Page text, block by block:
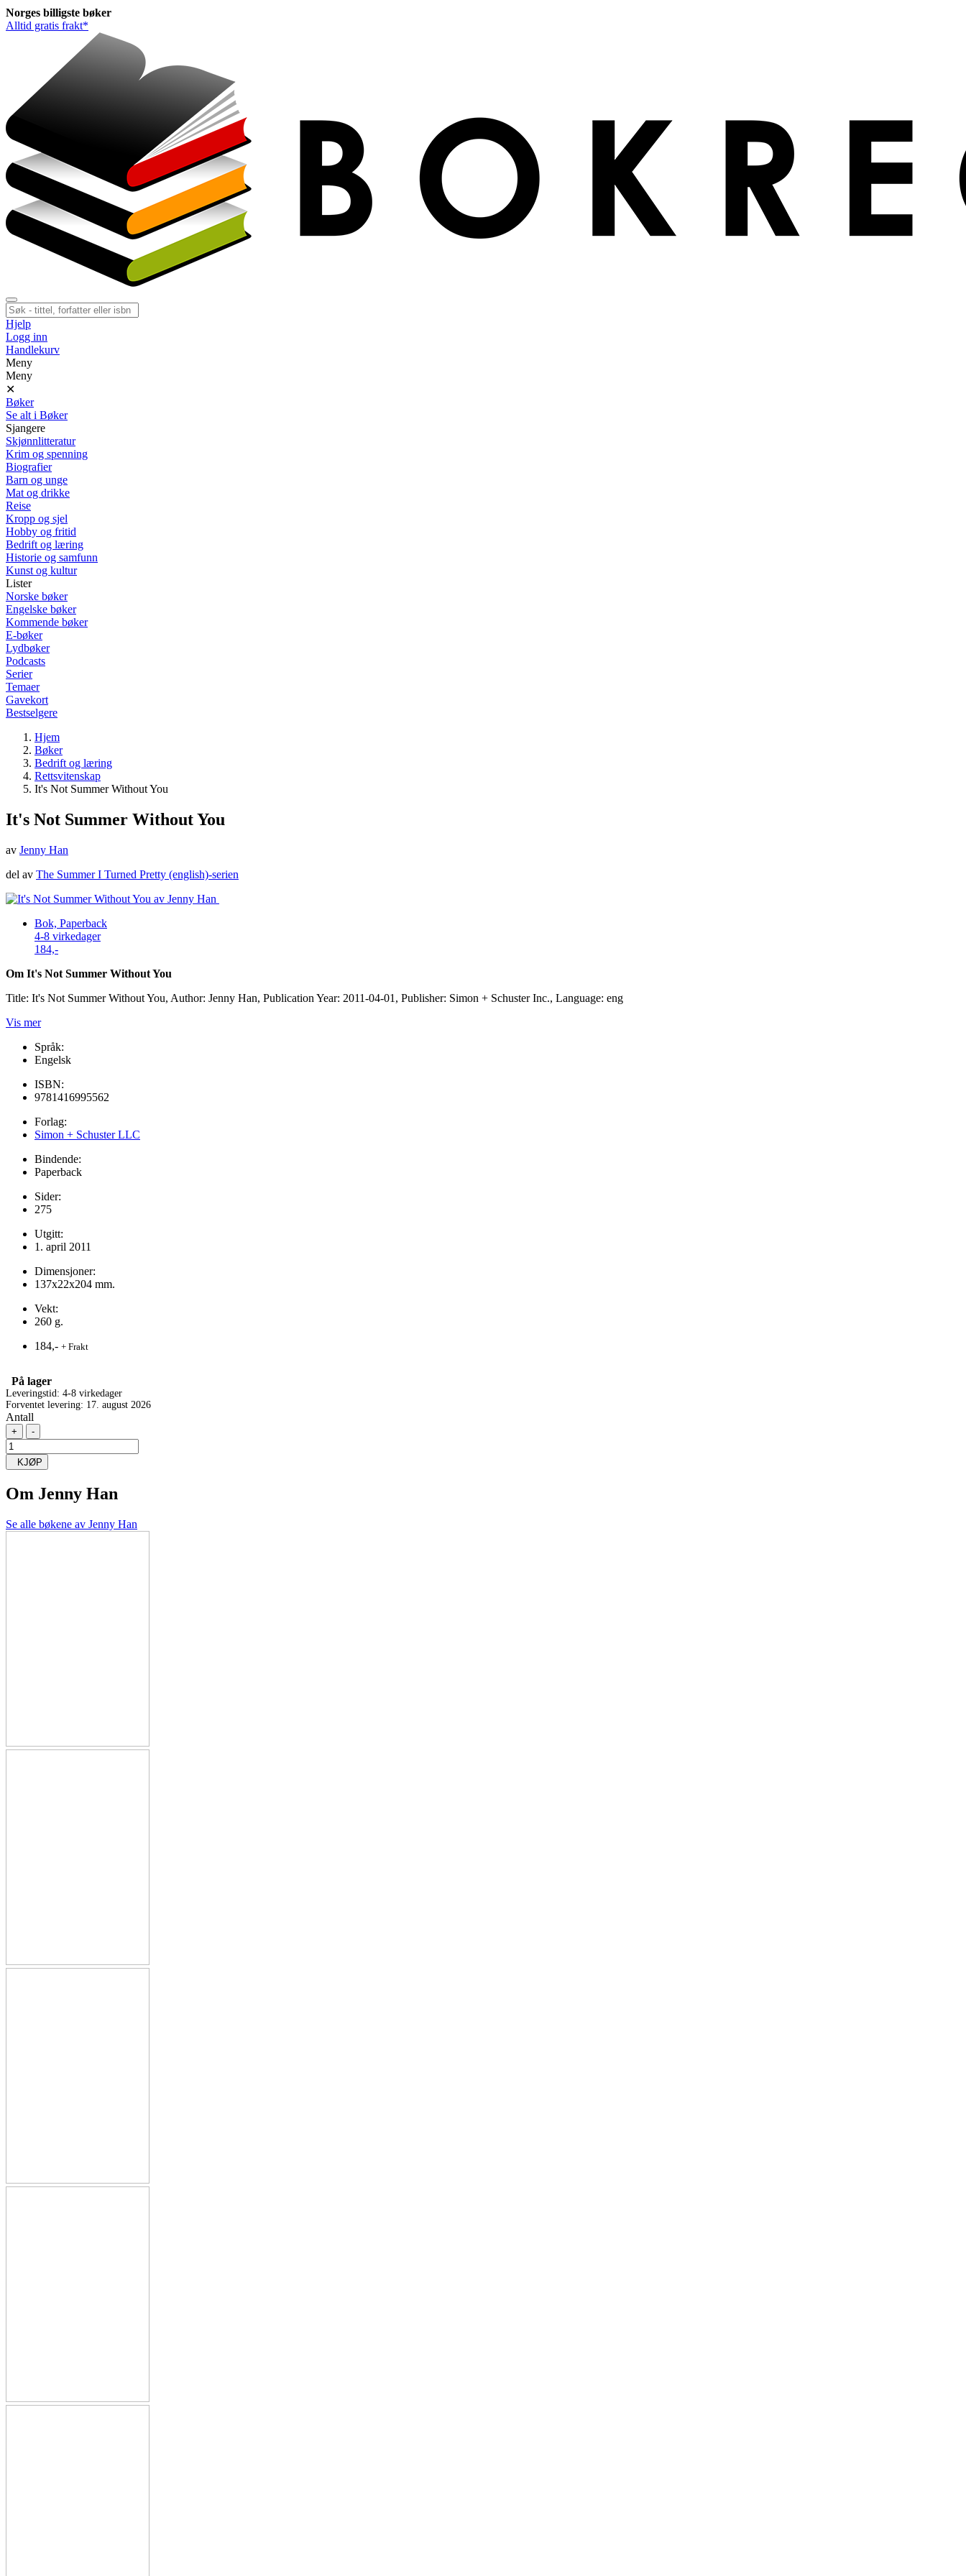
Norges billigste bøker
Alltid gratis frakt*
Hjelp
Logg inn
Handlekurv
Meny
Meny
✕
Bøker
Se alt i Bøker
Sjangere
Skjønnlitteratur
Krim og spenning
Biografier
Barn og unge
Mat og drikke
Reise
Kropp og sjel
Hobby og fritid
Bedrift og læring
Historie og samfunn
Kunst og kultur
Lister
Norske bøker
Engelske bøker
Kommende bøker
E-bøker
Lydbøker
Podcasts
Serier
Temaer
Gavekort
Bestselgere
Hjem
Bøker
Bedrift og læring
Rettsvitenskap
It's Not Summer Without You
It's Not Summer Without You
av Jenny Han
del av The Summer I Turned Pretty (english)-serien
Bok, Paperback
4-8 virkedager
184,-
Om It's Not Summer Without You
Title: It's Not Summer Without You, Author: Jenny Han, Publication Year: 2011-04-01, Publisher: Simon + Schuster Inc., Language: eng
Vis mer
Språk:
Engelsk
ISBN:
9781416995562
Forlag:
Simon + Schuster LLC
Bindende:
Paperback
Sider:
275
Utgitt:
1. april 2011
Dimensjoner:
137x22x204 mm.
Vekt:
260 g.
184,- + Frakt
På lager
Leveringstid: 4-8 virkedager
Forventet levering: 17. august 2026
Antall
+ -
KJØP
Om Jenny Han
Se alle bøkene av Jenny Han